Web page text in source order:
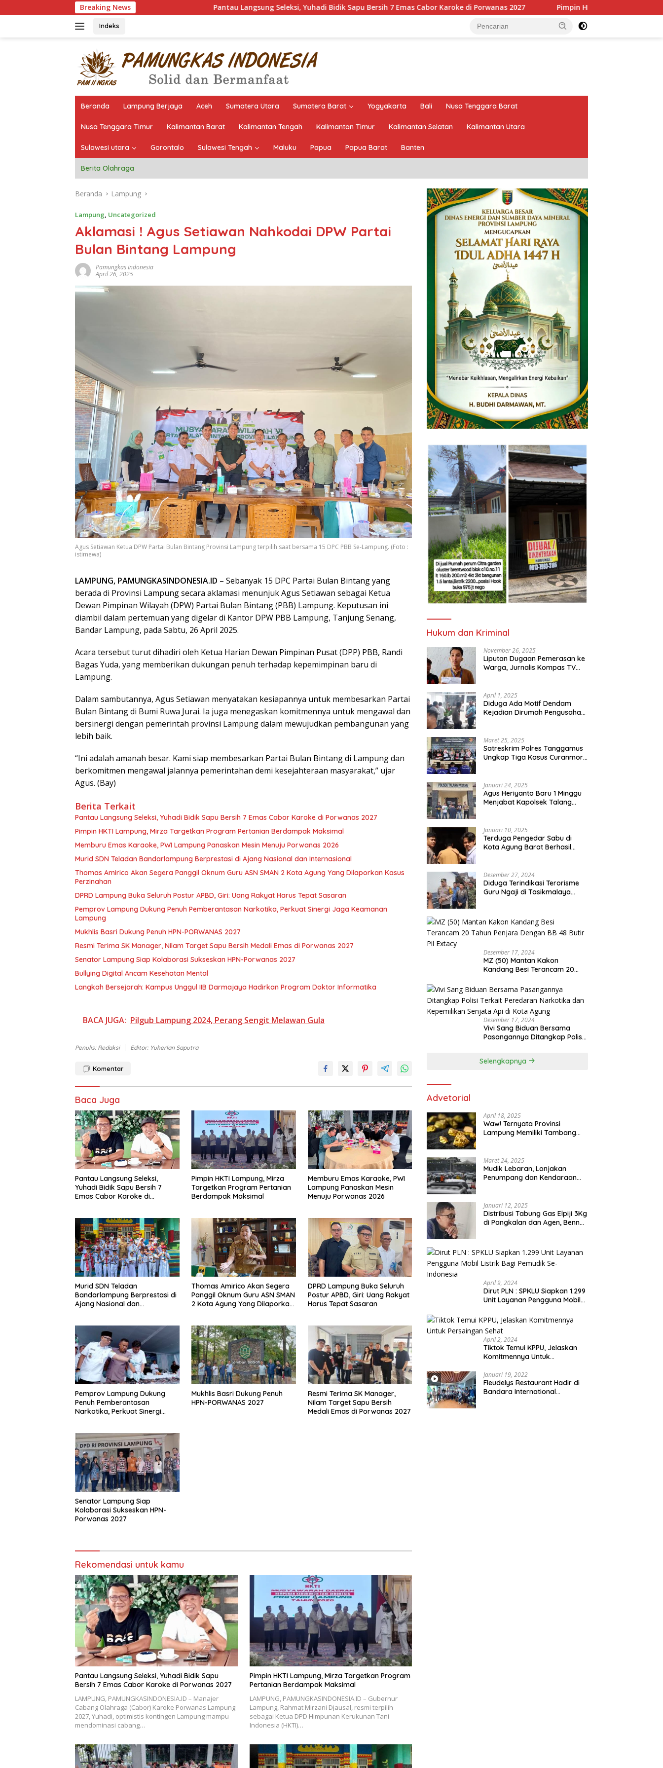
ke
Breaking NewsPantau Langsung Seleksi, Yuhadi Bidik Sapu Bersih 7 Emas Cabor Karoke di Porwanas 2027 Pimpin HKTI Lampung, Mirza Targetkan Program
Indeks
Beranda Lampung Berjaya Aceh Sumatera Utara Sumatera Barat Yogyakarta Bali Nusa Tenggara Barat
Nusa Tenggara Timur Kalimantan Barat Kalimantan Tengah Kalimantan Timur Kalimantan Selatan Kalimantan Utara
Sulawesi utara Gorontalo Sulawesi Tengah Maluku Papua Papua Barat Banten
Berita Olahraga
Beranda Lampung
Lampung, Uncategorized
Aklamasi ! Agus Setiawan Nahkodai DPW Partai
Bulan Bintang Lampung
Pamungkas Indonesia
April 26, 2025
Agus Setiawan Ketua DPW Partai Bulan Bintang Provinsi Lampung terpilih saat bersama 15 DPC PBB Se-Lampung. (Foto :
istimewa)
LAMPUNG, PAMUNGKASINDONESIA.ID – Sebanyak 15 DPC Partai Bulan Bintang yang
berada di Provinsi Lampung secara aklamasi menunjuk Agus Setiawan sebagai Ketua
Dewan Pimpinan Wilayah (DPW) Partai Bulan Bintang (PBB) Lampung. Keputusan ini
diambil dalam pertemuan yang digelar di Kantor DPW PBB Lampung, Tanjung Senang,
Bandar Lampung, pada Sabtu, 26 April 2025.
Acara tersebut turut dihadiri oleh Ketua Harian Dewan Pimpinan Pusat (DPP) PBB, Randi
Bagas Yuda, yang memberikan dukungan penuh terhadap kepemimpinan baru di
Lampung.
Dalam sambutannya, Agus Setiawan menyatakan kesiapannya untuk membesarkan Partai
Bulan Bintang di Bumi Ruwa Jurai. Ia juga menegaskan komitmennya untuk mengawal dan
bersinergi dengan pemerintah provinsi Lampung dalam mewujudkan pembangunan yang
lebih baik.
“Ini adalah amanah besar. Kami siap membesarkan Partai Bulan Bintang di Lampung dan
berkomitmen mengawal jalannya pemerintahan demi kesejahteraan masyarakat,” ujar
Agus. (Bay)
Berita Terkait
Pantau Langsung Seleksi, Yuhadi Bidik Sapu Bersih 7 Emas Cabor Karoke di Porwanas 2027
Pimpin HKTI Lampung, Mirza Targetkan Program Pertanian Berdampak Maksimal
Memburu Emas Karaoke, PWI Lampung Panaskan Mesin Menuju Porwanas 2026
Murid SDN Teladan Bandarlampung Berprestasi di Ajang Nasional dan Internasional
Thomas Amirico Akan Segera Panggil Oknum Guru ASN SMAN 2 Kota Agung Yang Dilaporkan Kasus
Perzinahan
DPRD Lampung Buka Seluruh Postur APBD, Giri: Uang Rakyat Harus Tepat Sasaran
Pemprov Lampung Dukung Penuh Pemberantasan Narkotika, Perkuat Sinergi Jaga Keamanan
Lampung
Mukhlis Basri Dukung Penuh HPN-PORWANAS 2027
Resmi Terima SK Manager, Nilam Target Sapu Bersih Medali Emas di Porwanas 2027
Senator Lampung Siap Kolaborasi Sukseskan HPN-Porwanas 2027
Bullying Digital Ancam Kesehatan Mental
Langkah Bersejarah: Kampus Unggul IIB Darmajaya Hadirkan Program Doktor Informatika
BACA JUGA: Pilgub Lampung 2024, Perang Sengit Melawan Gula
Penulis: Redaksi Editor: Yuherlan Saputra
Komentar
Baca Juga
Pantau Langsung Seleksi,
Yuhadi Bidik Sapu Bersih 7
Emas Cabor Karoke di
Pimpin HKTI Lampung, Mirza
Targetkan Program Pertanian
Berdampak Maksimal
Memburu Emas Karaoke, PWI
Lampung Panaskan Mesin
Menuju Porwanas 2026
Murid SDN Teladan
Bandarlampung Berprestasi di
Ajang Nasional dan
Thomas Amirico Akan Segera
Panggil Oknum Guru ASN SMAN
2 Kota Agung Yang Dilaporkan
DPRD Lampung Buka Seluruh
Postur APBD, Giri: Uang Rakyat
Harus Tepat Sasaran
Pemprov Lampung Dukung
Penuh Pemberantasan
Narkotika, Perkuat Sinergi
Mukhlis Basri Dukung Penuh
HPN-PORWANAS 2027
Resmi Terima SK Manager,
Nilam Target Sapu Bersih
Medali Emas di Porwanas 2027
Senator Lampung Siap
Kolaborasi Sukseskan HPN-
Porwanas 2027
Rekomendasi untuk kamu
Pantau Langsung Seleksi, Yuhadi Bidik Sapu
Bersih 7 Emas Cabor Karoke di Porwanas 2027
LAMPUNG, PAMUNGKASINDONESIA.ID – Manajer
Cabang Olahraga (Cabor) Karoke Porwanas Lampung
2027, Yuhadi, optimistis kontingen Lampung mampu
mendominasi cabang…
Pimpin HKTI Lampung, Mirza Targetkan Program
Pertanian Berdampak Maksimal
LAMPUNG, PAMUNGKASINDONESIA.ID – Gubernur
Lampung, Rahmat Mirzani Djausal, resmi terpilih
sebagai Ketua DPD Himpunan Kerukunan Tani
Indonesia (HKTI)…
Hukum dan Kriminal
November 26, 2025
Liputan Dugaan Pemerasan ke
Warga, Jurnalis Kompas TV
April 1, 2025
Diduga Ada Motif Dendam
Kejadian Dirumah Pengusaha
Maret 25, 2025
Satreskrim Polres Tanggamus
Ungkap Tiga Kasus Curanmor,
Januari 24, 2025
Agus Heriyanto Baru 1 Minggu
Menjabat Kapolsek Talang
Januari 10, 2025
Terduga Pengedar Sabu di
Kota Agung Barat Berhasil
Desember 27, 2024
Diduga Terindikasi Terorisme
Guru Ngaji di Tasikmalaya
Desember 17, 2024
MZ (50) Mantan Kakon
Kandang Besi Terancam 20
Butir Pil Extacy
Desember 17, 2024
Vivi Sang Biduan Bersama
Pasangannya Ditangkap Polisi
Kota Agung
Selengkapnya
Advetorial
April 18, 2025
Waw! Ternyata Provinsi
Lampung Memiliki Tambang
Maret 24, 2025
Mudik Lebaran, Lonjakan
Penumpang dan Kendaraan
Januari 12, 2025
Distribusi Tabung Gas Elpiji 3Kg
di Pangkalan dan Agen, Benny
Dalam Pengawasan
April 9, 2024
Dirut PLN : SPKLU Siapkan 1.299
Unit Layanan Pengguna Mobil
Indonesia
April 2, 2024
Tiktok Temui KPPU, Jelaskan
Komitmennya Untuk
Januari 19, 2022
Fleudelys Restaurant Hadir di
Bandara International